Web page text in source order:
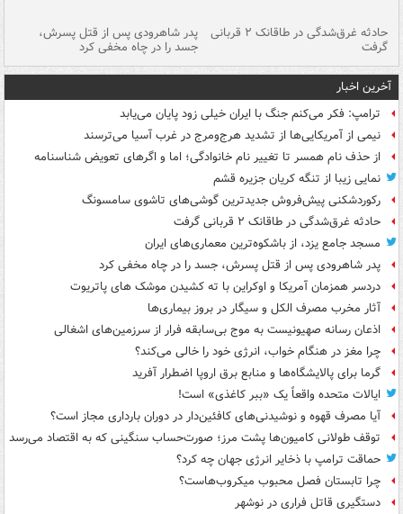
حادثه غرق‌شدگی در طاقانک ۲ قربانی
گرفت
پدر شاهرودی پس از قتل پسرش،
جسد را در چاه مخفی کرد
آخرین اخبار
ترامپ: فکر می‌کنم جنگ با ایران خیلی زود پایان می‌یابد
نیمی از آمریکایی‌ها از تشدید هرج‌ومرج در غرب آسیا می‌ترسند
از حذف نام همسر تا تغییر نام خانوادگی؛ اما و اگرهای تعویض شناسنامه
نمایی زیبا از تنگه کریان جزیره قشم
رکوردشکنی پیش‌فروش جدیدترین گوشی‌های تاشوی سامسونگ
حادثه غرق‌شدگی در طاقانک ۲ قربانی گرفت
مسجد جامع یزد، از باشکوه‌ترین معماری‌های ایران
پدر شاهرودی پس از قتل پسرش، جسد را در چاه مخفی کرد
دردسر همزمان آمریکا و اوکراین با ته کشیدن موشک های پاتریوت
آثار مخرب مصرف الکل و سیگار در بروز بیماری‌ها
اذعان رسانه صهیونیست به موج بی‌سابقه فرار از سرزمین‌های اشغالی
چرا مغز در هنگام خواب، انرژی خود را خالی می‌کند؟
گرما برای پالایشگاه‌ها و منابع برق اروپا اضطرار آفرید
ایالات متحده واقعاً یک «ببر کاغذی» است!
آیا مصرف قهوه و نوشیدنی‌های کافئین‌دار در دوران بارداری مجاز است؟
توقف طولانی کامیون‌ها پشت مرز؛ صورت‌حساب سنگینی که به اقتصاد می‌رسد
حماقت ترامپ با ذخایر انرژی جهان چه کرد؟
چرا تابستان فصل محبوب میکروب‌هاست؟
دستگیری قاتل فراری در نوشهر